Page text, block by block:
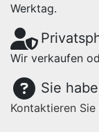
Werktag.
Wir verkaufen
Sie
Kontaktieren Sie